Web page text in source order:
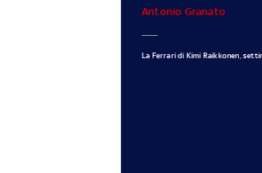
Antonio Granato
La Ferrari di Kimi Raikkonen,